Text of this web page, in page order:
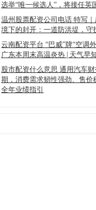
选举“唯一候选人”，将接任英
温州股票配资公司电话 特写
境下的封开：一道防洪堤，守
云南配资平台 “巴威”牌“空调
广东本周末高温炎热 | 天气早
股市配资什么意思 通用汽车
期，消费需求韧性强劲、售价
全年业绩指引